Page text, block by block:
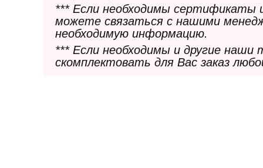
*** Если необходимы сертификаты
можете связаться с нашими
необходимую информацию.
*** Если необходимы и другие
скомплектовать для Вас заказ